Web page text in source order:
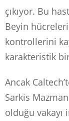
çıkıyor. Bu
Beyin
kontrollerini
karakteristik
Ancak
Sarkis
olduğu vakayı